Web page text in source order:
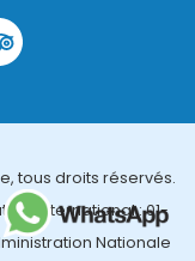
tous droits réservés.
International : 01-
Nationale